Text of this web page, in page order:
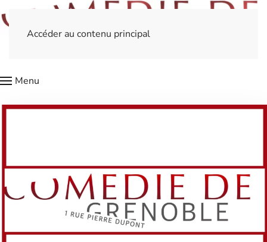
Accéder au contenu principal
Menu